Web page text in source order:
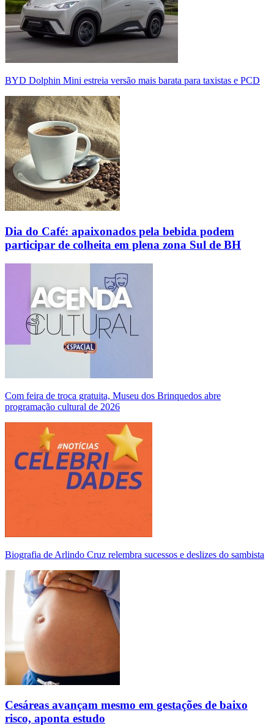
BYD Dolphin Mini estreia versão mais barata para taxistas e PCD
Dia do Café: apaixonados pela bebida podem
participar de colheita em plena zona Sul de BH
Com feira de troca gratuita, Museu dos Brinquedos abre
programação cultural de 2026
Biografia de Arlindo Cruz relembra sucessos e deslizes do sambista
Cesáreas avançam mesmo em gestações de baixo
risco, aponta estudo